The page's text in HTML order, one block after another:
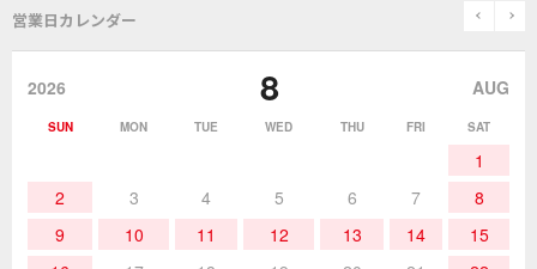
表面実装/SMT関連
作業環境／材料
取扱説明書
該非説明発行の申込み
グットのあゆみ
営業日カレンダー prev
2026 8 AUG
SUN MON TUE WED THU FRI SAT
1
2
3 4 5 6 7
8
9
10 11 12 13 14
15